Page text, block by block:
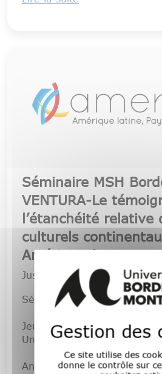
Séminaire MSH
VENTURA-Le
l’étanchéité relative
culturels
Amériques)
Jusqu'au 6 novembre 2025
Séminaire MSH Bordeaux/
Jeudi 6 novembre 2025,
Université Bordeaux
Antoine Ventura (UBM,
Gestion des
Ce site utilise des
donne le contrôle sur